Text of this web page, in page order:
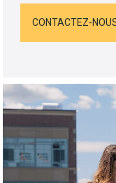
CONTACTEZ-